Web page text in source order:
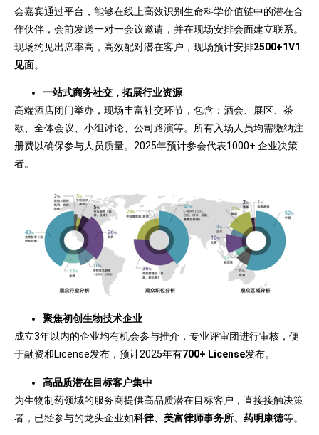
会嘉宾通过平台，能够在线上高效识别生命科学价值链中的潜在合
作伙伴，会前发送一对一会议邀请，并在现场安排会面建立联系。
现场约见出席率高，高效配对潜在客户，现场预计安排2500+1V1
见面。
一站式商务社交，拓展行业资源
高端酒店闭门举办，现场丰富社交环节，包含：酒会、展区、茶
歇、全体会议、小组讨论、公司路演等。所有入场人员均需缴纳注
册费以确保参与人员质量。2025年预计参会代表1000+ 企业决策
者。
聚焦初创生物技术企业
成立3年以内的企业均有机会参与推介，专业评审团进行审核，便
于融资和License发布，预计2025年有700+ License发布。
高品质潜在目标客户集中
为生物制药领域的服务商提供高品质潜在目标客户，直接接触决策
者，已经参与的龙头企业如科律、美富律师事务所、药明康德等。